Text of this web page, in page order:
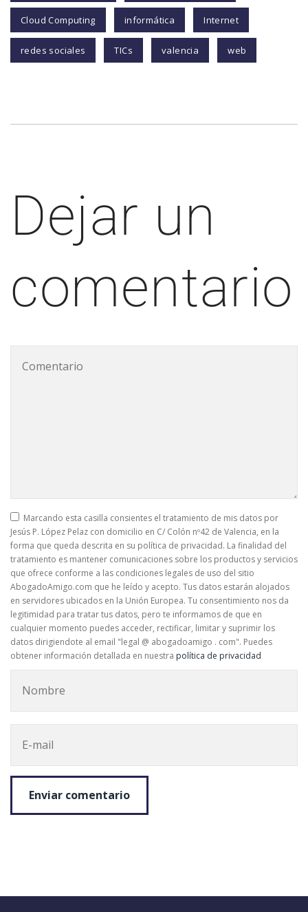
Cloud Computing informática Internet
redes sociales TICs valencia web
Dejar un
comentario
Marcando esta casilla consientes el tratamiento de mis datos por
Jesús P. López Pelaz con domicilio en C/ Colón nº42 de Valencia, en la
forma que queda descrita en su política de privacidad. La finalidad del
tratamiento es mantener comunicaciones sobre los productos y servicios
que ofrece conforme a las condiciones legales de uso del sitio
AbogadoAmigo.com que he leído y acepto. Tus datos estarán alojados
en servidores ubicados en la Unión Europea. Tu consentimiento nos da
legitimidad para tratar tus datos, pero te informamos de que en
cualquier momento puedes acceder, rectificar, limitar y suprimir los
datos dirigiendote al email "legal @ abogadoamigo . com". Puedes
obtener información detallada en nuestra política de privacidad